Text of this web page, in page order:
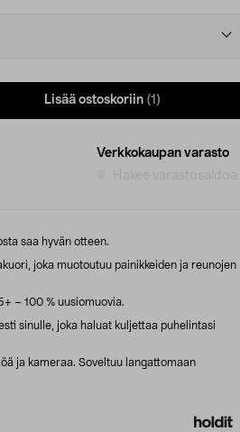
Lisää ostoskoriin (1)
Verkkokaupan varasto
Hakee varastosaldoa...
saa hyvän otteen.
joka muotoutuu painikkeiden ja reunojen
– 100 % uusiomuovia.
sinulle, joka haluat kuljettaa puhelintasi
ja kameraa. Soveltuu langattomaan